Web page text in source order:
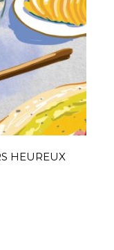
HEUREUX